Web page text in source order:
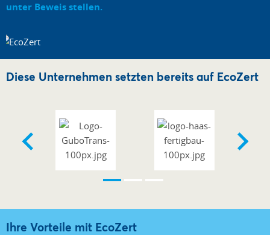
unter Beweis stellen.
Diese Unternehmen setzten bereits auf EcoZert
Ihre Vorteile mit EcoZert